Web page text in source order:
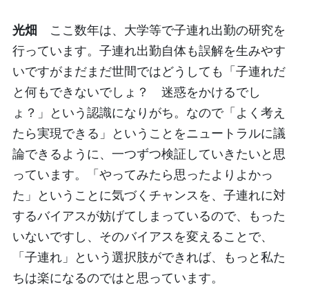
光畑
ここ数年は、大学等で子連れ出勤の研究を
行っています。子連れ出勤自体も誤解を生みやす
いですがまだまだ世間ではどうしても「子連れだ
と何もできないでしょ？ 迷惑をかけるでし
ょ？」という認識になりがち。なので「よく考え
たら実現できる」ということをニュートラルに議
論できるように、一つずつ検証していきたいと思
っています。「やってみたら思ったよりよかっ
た」ということに気づくチャンスを、子連れに対
するバイアスが妨げてしまっているので、もった
いないですし、そのバイアスを変えることで、
「子連れ」という選択肢ができれば、もっと私た
ちは楽になるのではと思っています。